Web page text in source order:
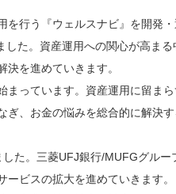
行う『ウェルスナビ』を開発
た。資産運用への関心が高ま
を進めていきます。
っています。資産運用に留ま
ぎ、お金の悩みを総合的に解決
た。三菱UFJ銀行/MUFGグル
ビスの拡大を進めていきます。